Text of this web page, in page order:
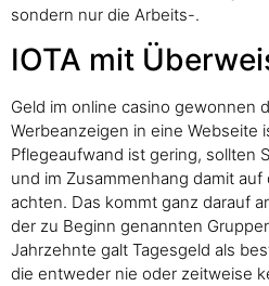
sondern nur die Arbeits-.
IOTA mit
Geld im online casino gewonnen
Werbeanzeigen in eine Webseite
Pflegeaufwand ist gering, sollten
und im Zusammenhang damit
achten. Das kommt ganz darauf
der zu Beginn genannten
Jahrzehnte galt Tagesgeld als
die entweder nie oder zeitweise